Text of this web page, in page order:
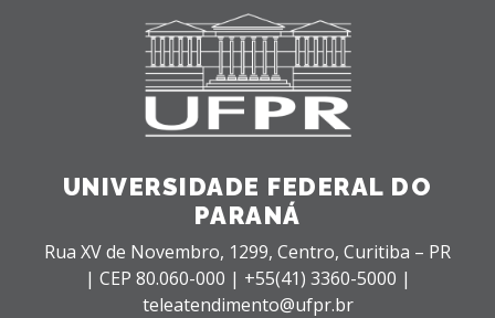
UNIVERSIDADE FEDERAL DO
PARANÁ
Rua XV de Novembro, 1299, Centro, Curitiba – PR
| CEP 80.060-000 | +55(41) 3360-5000 |
teleatendimento@ufpr.br